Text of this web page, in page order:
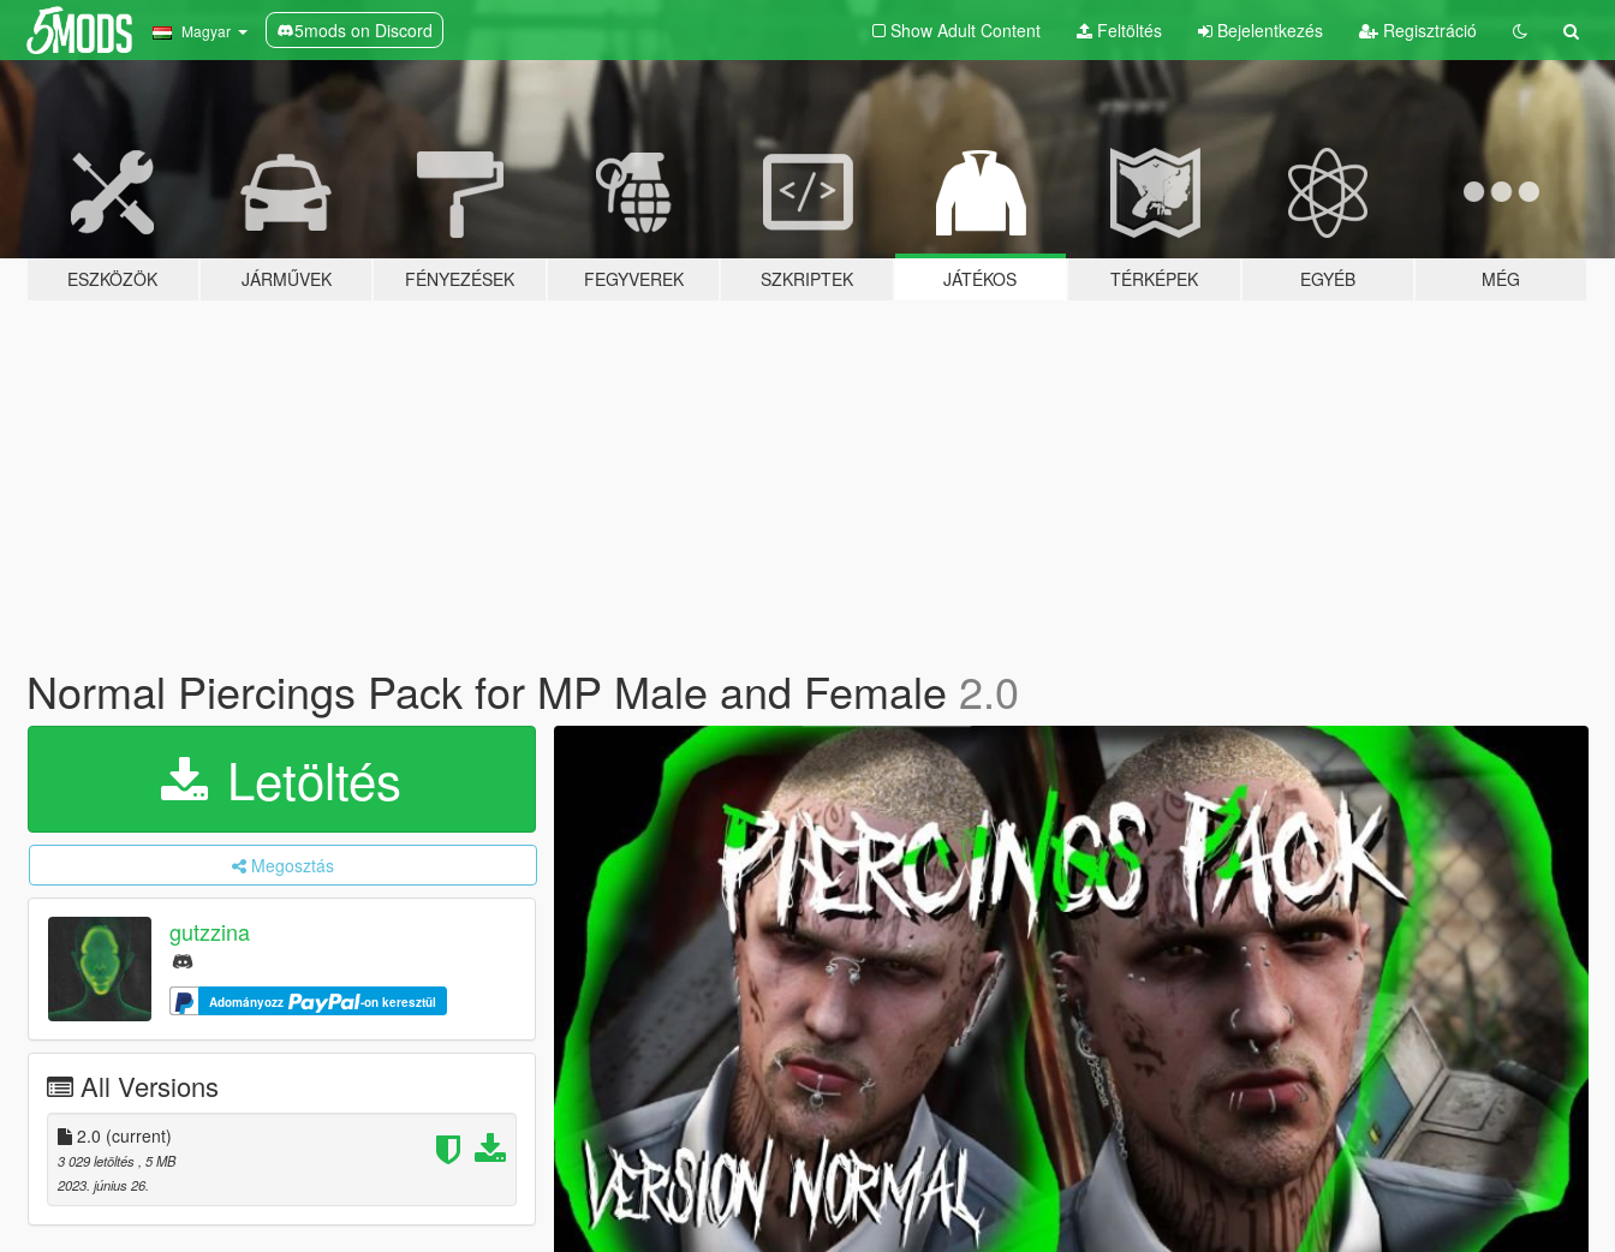
Magyar 5mods on Discord Show Adult Content Feltöltés Bejelentkezés Regisztráció
ESZKÖZÖK JÁRMŰVEK FÉNYEZÉSEK FEGYVEREK SZKRIPTEK JÁTÉKOS TÉRKÉPEK EGYÉB MÉG
Normal Piercings Pack for MP Male and Female 2.0
Letöltés
Megosztás
gutzzina
Adományozz -on keresztül
All Versions
2.0 (current)
3 029 letöltés , 5 MB
2023. június 26.